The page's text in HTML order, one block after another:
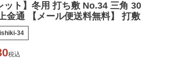
ット】冬用 打ち敷 No.34 三角 30
金通 【メール便送料無料】 打敷
34
税込